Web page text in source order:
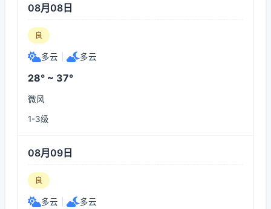
08月08日
良
多云 多云
28° ~ 37°
微风
1-3级
08月09日
良
多云 多云